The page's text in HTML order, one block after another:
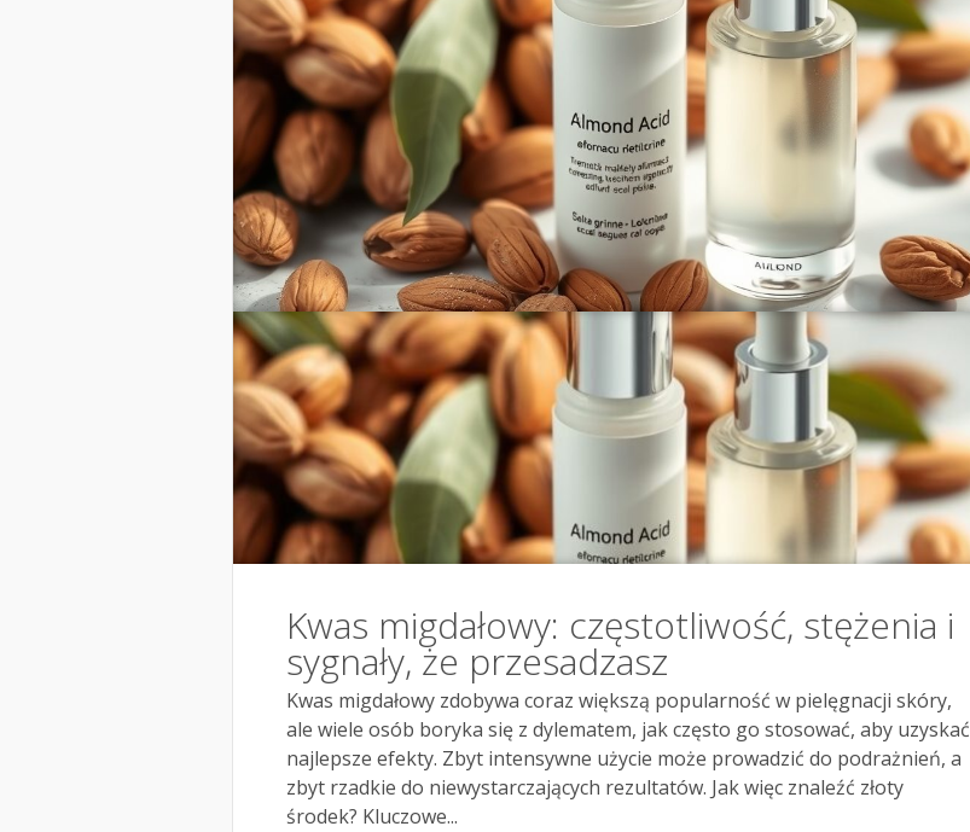
Kwas migdałowy: częstotliwość, stężenia i
sygnały, że przesadzasz
Kwas migdałowy zdobywa coraz większą popularność w pielęgnacji skóry,
ale wiele osób boryka się z dylematem, jak często go stosować, aby uzyskać
najlepsze efekty. Zbyt intensywne użycie może prowadzić do podrażnień, a
zbyt rzadkie do niewystarczających rezultatów. Jak więc znaleźć złoty
środek? Kluczowe...